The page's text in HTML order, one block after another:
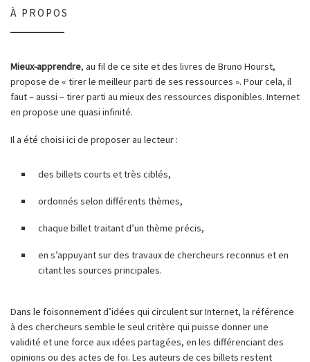
À PROPOS
Mieux-apprendre, au fil de ce site et des livres de Bruno Hourst,
propose de « tirer le meilleur parti de ses ressources ». Pour cela, il
faut – aussi – tirer parti au mieux des ressources disponibles. Internet
en propose une quasi infinité.
Il a été choisi ici de proposer au lecteur :
des billets courts et très ciblés,
ordonnés selon différents thèmes,
chaque billet traitant d’un thème précis,
en s’appuyant sur des travaux de chercheurs reconnus et en
citant les sources principales.
Dans le foisonnement d’idées qui circulent sur Internet, la référence
à des chercheurs semble le seul critère qui puisse donner une
validité et une force aux idées partagées, en les différenciant des
opinions ou des actes de foi. Les auteurs de ces billets restent